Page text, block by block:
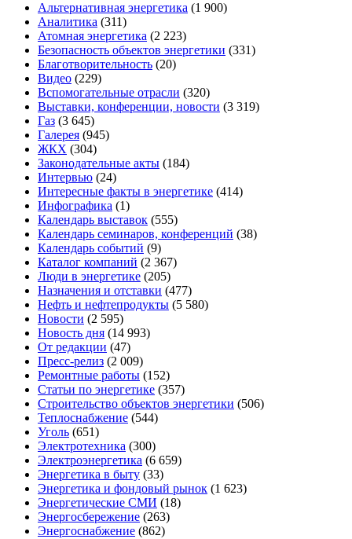
Альтернативная энергетика (1 900)
Аналитика (311)
Атомная энергетика (2 223)
Безопасность объектов энергетики (331)
Благотворительность (20)
Видео (229)
Вспомогательные отрасли (320)
Выставки, конференции, новости (3 319)
Газ (3 645)
Галерея (945)
ЖКХ (304)
Законодательные акты (184)
Интервью (24)
Интересные факты в энергетике (414)
Инфографика (1)
Календарь выставок (555)
Календарь семинаров, конференций (38)
Календарь событий (9)
Каталог компаний (2 367)
Люди в энергетике (205)
Назначения и отставки (477)
Нефть и нефтепродукты (5 580)
Новости (2 595)
Новость дня (14 993)
От редакции (47)
Пресс-релиз (2 009)
Ремонтные работы (152)
Статьи по энергетике (357)
Строительство объектов энергетики (506)
Теплоснабжение (544)
Уголь (651)
Электротехника (300)
Электроэнергетика (6 659)
Энергетика в быту (33)
Энергетика и фондовый рынок (1 623)
Энергетические СМИ (18)
Энергосбережение (263)
Энергоснабжение (862)